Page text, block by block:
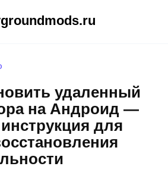
удаленный
на Андроид —
для